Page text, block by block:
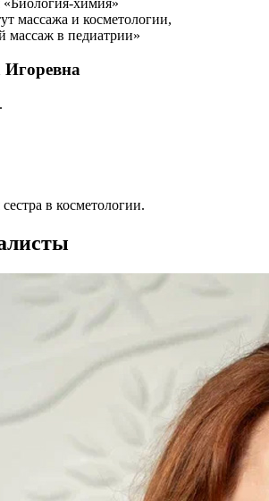
массажа и косметологии,
массаж в педиатрии»
Игоревна
в косметологии.